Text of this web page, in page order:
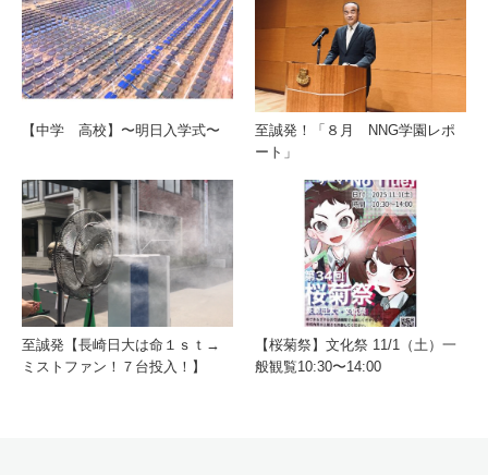
【中学 高校】〜明日入学式〜
至誠発！「８月 NNG学園レポ
ート」
至誠発【長崎日大は命１ｓｔ→
ミストファン！７台投入！】
【桜菊祭】文化祭 11/1（土）一
般観覧10:30〜14:00